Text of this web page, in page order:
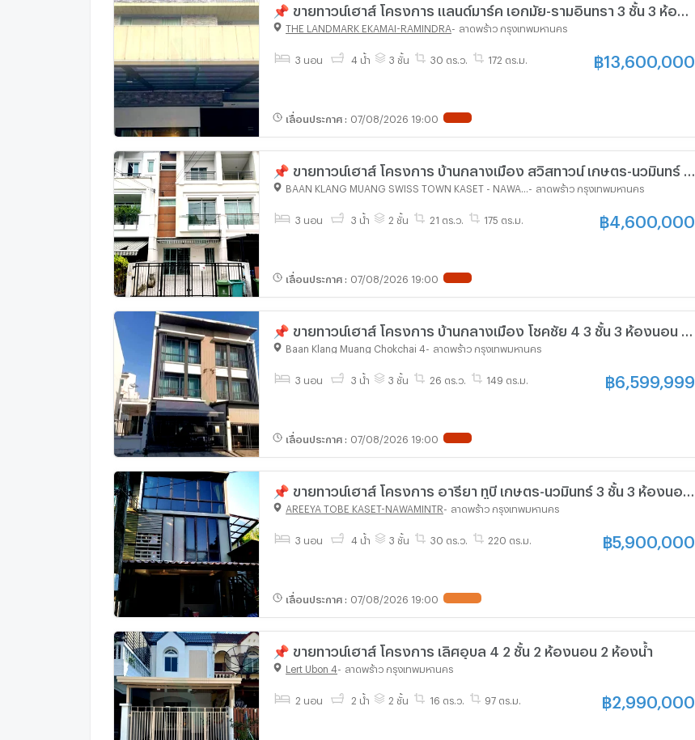
📌 ขายทาวน์เฮาส์ โครงการ แลนด์มาร์ค เอกมัย-รามอินทรา 3 ชั้น 3 ห้อง
นอน 4 ห้องน้ำ
THE LANDMARK EKAMAI-RAMINDRA ลาดพร้าว กรุงเทพมหานคร
3 นอน 4 น้ำ 3 ชั้น 30 ตร.ว. 172 ตร.ม. ฿13,600,000
เลื่อนประกาศ : 07/08/2026 19:00
📌 ขายทาวน์เฮาส์ โครงการ บ้านกลางเมือง สวิสทาวน์ เกษตร-นวมินทร์ 2
ชั้น 3 ห้องนอน 3 ห้องน้ำ
ลาดพร้าว กรุงเทพมหานคร
3 นอน 3 น้ำ 2 ชั้น 21 ตร.ว. 175 ตร.ม. ฿ 4,600,000
เลื่อนประกาศ : 07/08/2026 19:00
📌 ขายทาวน์เฮาส์ โครงการ บ้านกลางเมือง โชคชัย 4 3 ชั้น 3 ห้องนอน 3
ห้องน้ำ
Baan Klang Muang Chokchai 4 ลาดพร้าว กรุงเทพมหานคร
3 นอน 3 น้ำ 3 ชั้น 26 ตร.ว. 149 ตร.ม. ฿6,599,999
เลื่อนประกาศ : 07/08/2026 19:00
📌 ขายทาวน์เฮาส์ โครงการ อารียา ทูบี เกษตร-นวมินทร์ 3 ชั้น 3 ห้องนอน
4 ห้องน้ำ
AREEYA TOBE KASET-NAWAMINTR ลาดพร้าว กรุงเทพมหานคร
3 นอน 4 น้ำ 3 ชั้น 30 ตร.ว. 220 ตร.ม. ฿5,900,000
เลื่อนประกาศ : 07/08/2026 19:00
📌 ขายทาวน์เฮาส์ โครงการ เลิศอุบล 4 2 ชั้น 2 ห้องนอน 2 ห้องน้ำ
Lert Ubon 4 ลาดพร้าว กรุงเทพมหานคร
2 นอน 2 น้ำ 2 ชั้น 16 ตร.ว. 97 ตร.ม. ฿2,990,000